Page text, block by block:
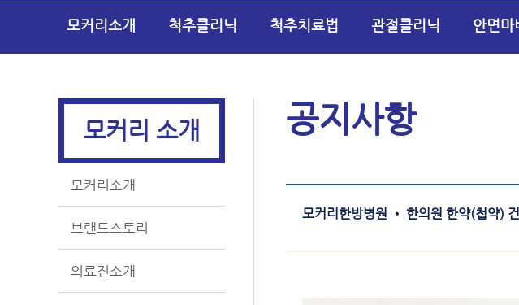
모커리소개 척추클리닉 척추치료법 관절클리닉 안면마
모커리 소개
모커리소개
브랜드스토리
의료진소개
공지사항
모커리한방병원 • 한의원 한약(첩약)